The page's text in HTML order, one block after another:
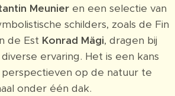
Meunier en een selectie van
schilders, zoals de Fin
de Est Konrad Mägi, dragen bij
ervaring. Het is een kans
op de natuur te
onder één dak.